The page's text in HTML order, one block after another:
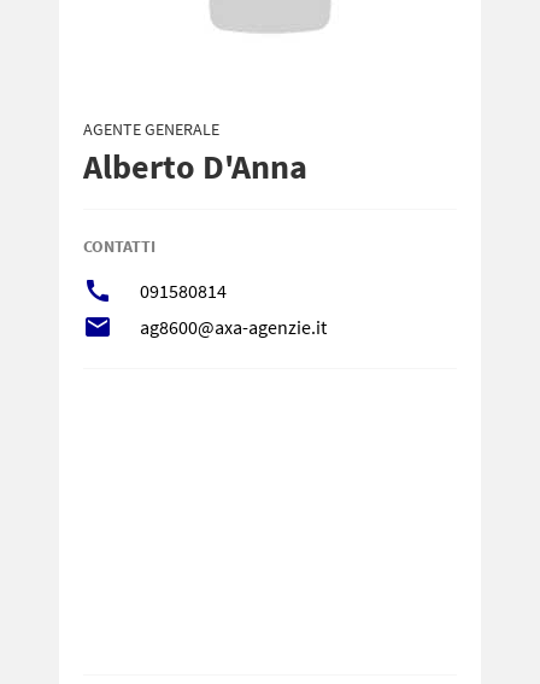
AGENTE GENERALE
Alberto D'Anna
CONTATTI
call 091580814
local_post_office ag8600@axa-agenzie.it